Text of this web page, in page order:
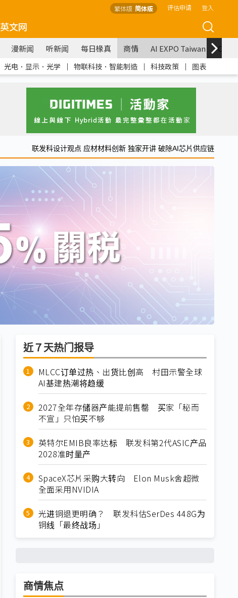
繁体版 简体版 评估申请 登入
英文网
漫新闻 听新闻 每日椽真 商情 AI EXPO Taiwan
光电．显示．光学 ｜ 物联科技．智能制造 ｜ 科技政策 ｜ 图表
联发科设计观点 应材材料创新 独家开讲 破除AI芯片供应链
近７天热门报导
MLCC订单过热、出货比创高 村田示警全球
AI基建热潮将趋缓
2027全年存储器产能提前售罄 买家「秘而
不宣」只怕买不够
英特尔EMIB良率达标 联发科第2代ASIC产品
2028准时量产
SpaceX芯片采购大转向 Elon Musk舍超微
全面采用NVIDIA
光进铜退更明确？ 联发科估SerDes 448G为
铜线「最终战场」
商情焦点